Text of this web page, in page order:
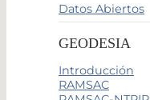
Datos Abiertos
GEODESIA
Introducción
RAMSAC